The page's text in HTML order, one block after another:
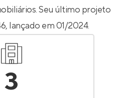
Seu último projeto
, lançado em 01/2024.
3